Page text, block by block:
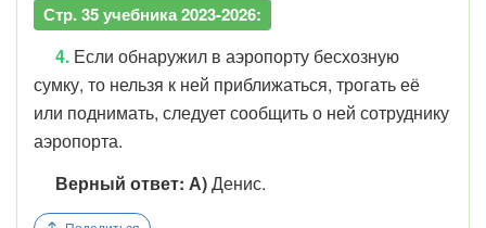
Стр. 35 учебника 2023-2026:
4. Если обнаружил в аэропорту бесхозную
сумку, то нельзя к ней приближаться, трогать её
или поднимать, следует сообщить о ней сотруднику
аэропорта.
Верный ответ: А)Денис.